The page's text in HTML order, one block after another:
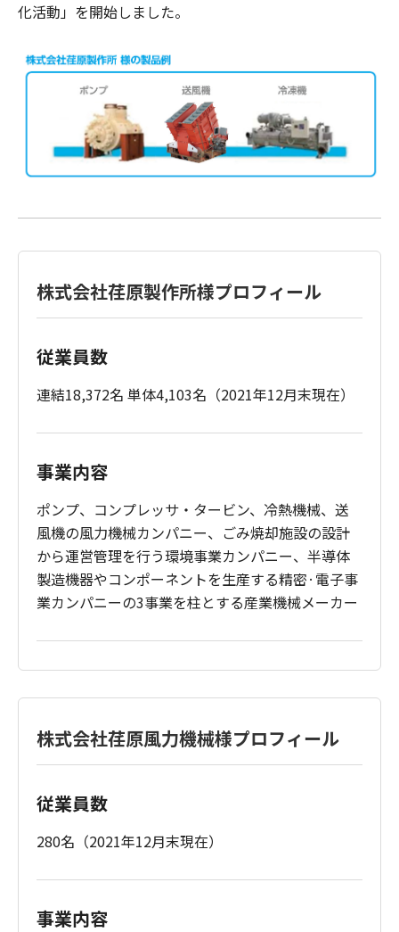
化活動」を開始しました。
株式会社荏原製作所様プロフィール
従業員数
連結18,372名 単体4,103名（2021年12月末現在）
事業内容
ポンプ、コンプレッサ・タービン、冷熱機械、送
風機の風力機械カンパニー、ごみ焼却施設の設計
から運営管理を行う環境事業カンパニー、半導体
製造機器やコンポーネントを生産する精密·電子事
業カンパニーの3事業を柱とする産業機械メーカー
株式会社荏原風力機械様プロフィール
従業員数
280名（2021年12月末現在）
事業内容